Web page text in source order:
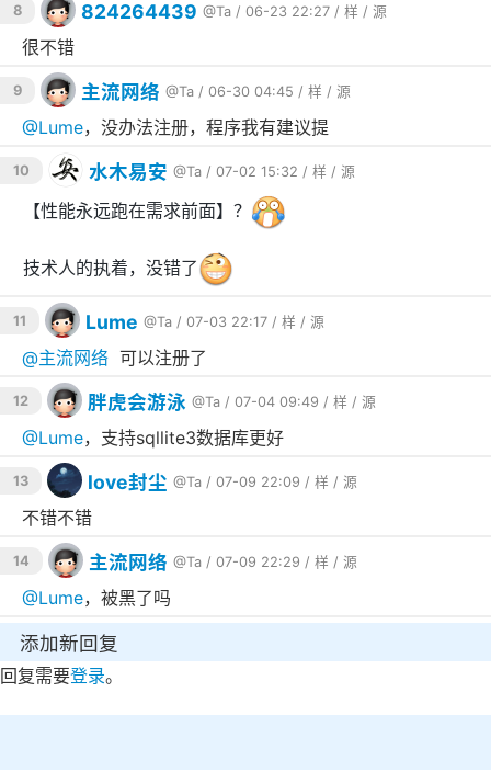
8 824264439 @Ta / 06-23 22:27 / 样 / 源
很不错
9 主流网络 @Ta / 06-30 04:45 / 样 / 源
@Lume，没办法注册，程序我有建议提
10 水木易安 @Ta / 07-02 15:32 / 样 / 源
【性能永远跑在需求前面】？
技术人的执着，没错了
11 Lume @Ta / 07-03 22:17 / 样 / 源
@主流网络 可以注册了
12 胖虎会游泳 @Ta / 07-04 09:49 / 样 / 源
@Lume，支持sqllite3数据库更好
13 love封尘 @Ta / 07-09 22:09 / 样 / 源
不错不错
14 主流网络 @Ta / 07-09 22:29 / 样 / 源
@Lume，被黑了吗
添加新回复
回复需要登录。